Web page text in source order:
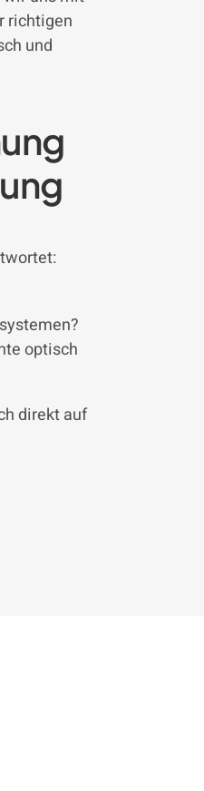
richtigen
und
optisch
direkt auf